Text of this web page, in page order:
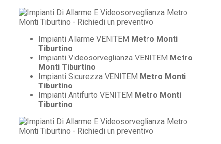
Impianti Allarme VENITEM Metro Monti
Tiburtino
Impianti Videosorveglianza VENITEM Metro
Monti Tiburtino
Impianti Sicurezza VENITEM Metro Monti
Tiburtino
Impianti Antifurto VENITEM Metro Monti
Tiburtino